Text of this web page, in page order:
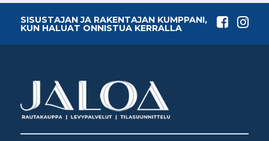
SISUSTAJAN JA RAKENTAJAN KUMPPANI,
KUN HALUAT ONNISTUA KERRALLA